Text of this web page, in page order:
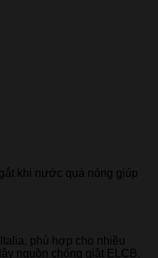
khi nước quá nóng giúp
phù hợp cho nhiều
nguồn chống giật ELCB,